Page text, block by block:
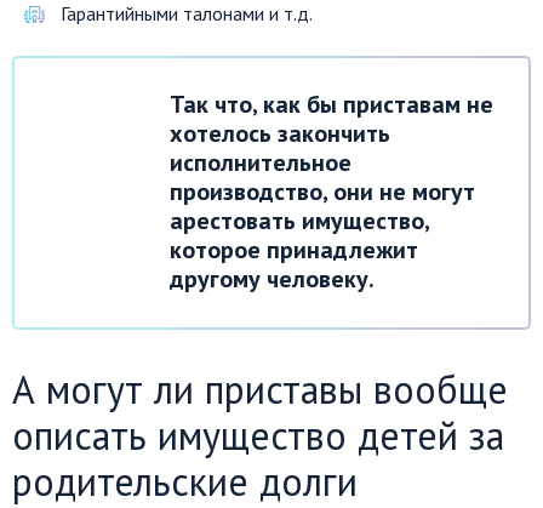
Гарантийными талонами и т.д.
Так что, как бы приставам не
хотелось закончить
исполнительное
производство, они не могут
арестовать имущество,
которое принадлежит
другому человеку.
А могут ли приставы вообще
описать имущество детей за
родительские долги